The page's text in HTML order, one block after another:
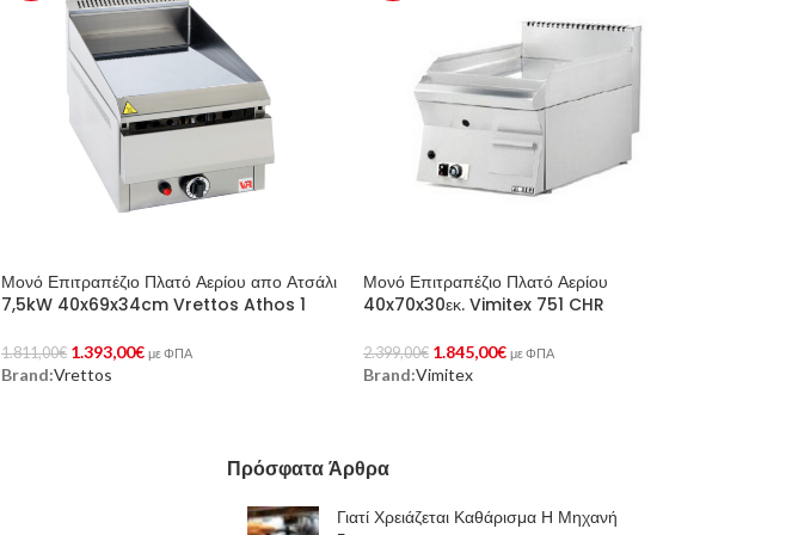
Μονό Επιτραπέζιο Πλατό Αερίου απο Ατσάλι
7,5kW 40x69x34cm Vrettos Athos 1
1.811,00€ 1.393,00€ με ΦΠΑ
Προσθήκη Στο Καλάθι
Brand:Vrettos
Μονό Επιτραπέζιο Πλατό Αερίου
40x70x30εκ. Vimitex 751 CHR
2.399,00€ 1.845,00€ με ΦΠΑ
Προσθήκη Στο Καλάθι
Brand:Vimitex
Πρόσφατα Άρθρα
Γιατί Χρειάζεται Καθάρισμα Η Μηχανή